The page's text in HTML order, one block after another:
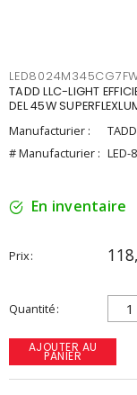
TADD LLC-LIGHT
DEL 45W
Manufacturier :
# Manufacturier : LED-
En inventaire
Prix
Quantité
AJOUTER AU
PANIER